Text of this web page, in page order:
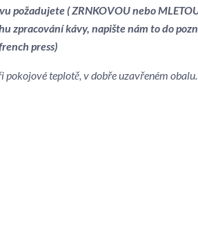
požadujete ( ZRNKOVOU nebo
zpracování kávy, napište nám to do
press)
pokojové teplotě, v dobře uzavřeném